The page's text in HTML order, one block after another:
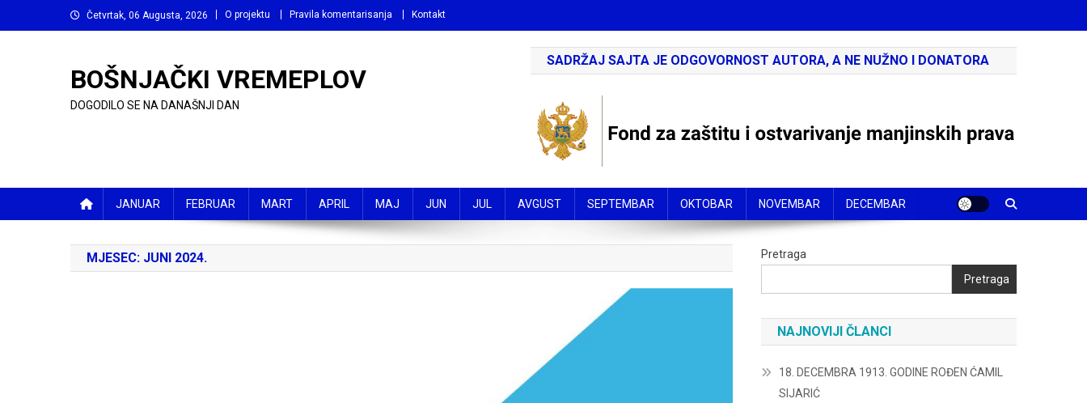
na
Četvrtak, 06 Augusta, 2026 O projektu Pravila komentarisanja Kontakt
BOŠNJAČKI VREMEPLOV
DOGODILO SE NA DANAŠNJI DAN
SADRŽAJ SAJTA JE ODGOVORNOST AUTORA, A NE NUŽNO I DONATORA
JANUAR FEBRUAR MART APRIL MAJ JUN JUL AVGUST SEPTEMBAR OKTOBAR NOVEMBAR DECEMBAR
MJESEC: JUNI 2024.
Pretraga
Pretraga
NAJNOVIJI ČLANCI
18. DECEMBRA 1913. GODINE ROĐEN ĆAMIL
SIJARIĆ